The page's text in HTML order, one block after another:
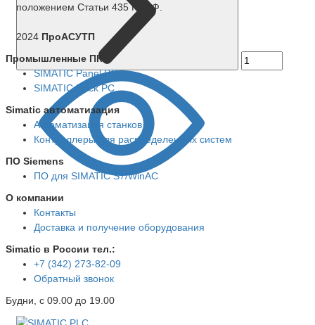
положением Статьи 435 ГК РФ.
2024 ПроАСУТП
Промышленные ПК
SIMATIC Panel PС
SIMATIC Rack PC
Simatic автоматизация
Автоматизация станков
Контроллеры для распределенных систем
ПО Siemens
ПО для SIMATIC S7/WinAC
О компании
Контакты
Доставка и получение оборудования
Simatic в России тел.:
+7 (342) 273-82-09
Обратный звонок
Будни, с 09.00 до 19.00